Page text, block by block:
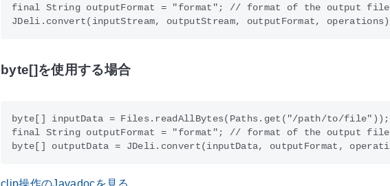
final String outputFormat = "format"; // format of the output
byte[]を使用する場合
byte[] inputData = Files.readAllBytes(Paths.get("/path/to/file"));
final String outputFormat = "format"; // format of the output
clip操作のJavadocを見る